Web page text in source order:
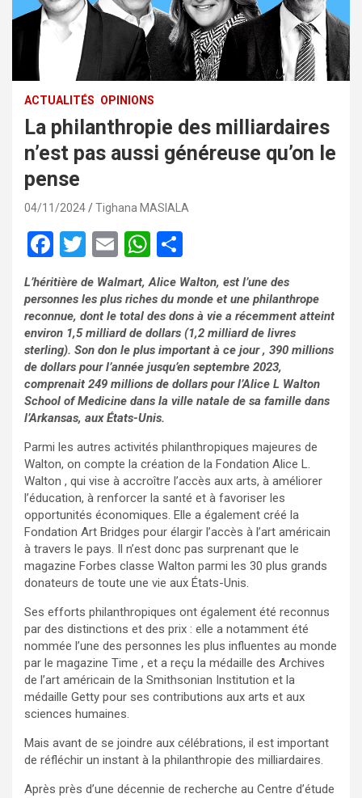
ACTUALITÉS OPINIONS
La philanthropie des milliardaires
n’est pas aussi généreuse qu’on le
pense
04/11/2024 Tighana MASIALA
F
a
ce
b
o
o
k
T
wi
tt
er
E
m
ail
W
h
at
s
A
p
p
ar
ta
g
er
L’héritière de Walmart, Alice Walton, est l’une des
personnes les plus riches du monde et une philanthrope
reconnue, dont le total des dons à vie a récemment atteint
environ 1,5 milliard de dollars (1,2 milliard de livres
sterling). Son don le plus important à ce jour , 390 millions
de dollars pour l’année jusqu’en septembre 2023,
comprenait 249 millions de dollars pour l’Alice L Walton
School of Medicine dans la ville natale de sa famille dans
l’Arkansas, aux États-Unis.
Parmi les autres activités philanthropiques majeures de
Walton, on compte la création de la Fondation Alice L.
Walton , qui vise à accroître l’accès aux arts, à améliorer
l’éducation, à renforcer la santé et à favoriser les
opportunités économiques. Elle a également créé la
Fondation Art Bridges pour élargir l’accès à l’art américain
à travers le pays. Il n’est donc pas surprenant que le
magazine Forbes classe Walton parmi les 30 plus grands
donateurs de toute une vie aux États-Unis.
Ses efforts philanthropiques ont également été reconnus
par des distinctions et des prix : elle a notamment été
nommée l’une des personnes les plus influentes au monde
par le magazine Time , et a reçu la médaille des Archives
de l’art américain de la Smithsonian Institution et la
médaille Getty pour ses contributions aux arts et aux
sciences humaines.
Mais avant de se joindre aux célébrations, il est important
de réfléchir un instant à la philanthropie des milliardaires.
Après près d’une décennie de recherche au Centre d’étude